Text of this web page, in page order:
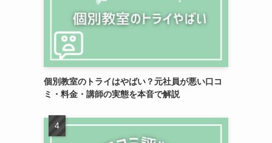
個別教室のトライはやばい？元社員が悪い口コ
ミ・料金・講師の実態を本音で解説